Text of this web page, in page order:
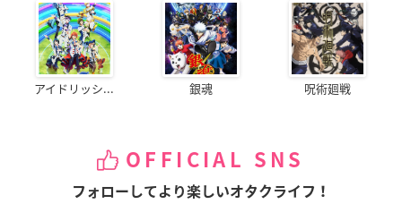
アイドリッシ... 銀魂 呪術廻戦
OFFICIAL SNS
フォローしてより楽しいオタクライフ！